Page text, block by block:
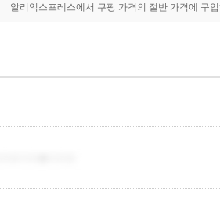
알리익스프레스에서 쿠팡 가격의 절반 가격에 구